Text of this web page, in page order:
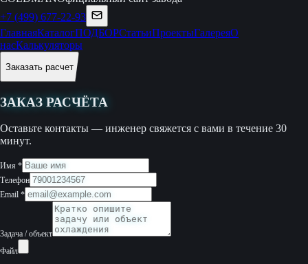
+7 (499) 677-22-93
ГлавнаяКаталогПОДБОРСтатьиПроектыГалереяО
насКалькуляторы
Заказать расчет
ЗАКАЗ РАСЧЁТА
Оставьте контакты — инженер свяжется с вами в течение 30
минут.
Имя *
Телефон
Email *
Задача / объект
Файл